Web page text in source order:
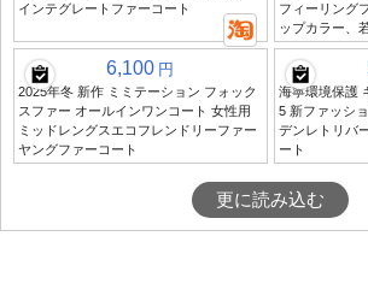
インテグレートファーコート
フィーリング
ップカラー、
6,100 円
2025年冬 新作 ミミテーション フォック
スファー オールインワンコート 女性用
ミッドレングスエコフレンドリーファー
ヤングファーコート
海寧環境保護
5 新ファッシ
デンレトリバ
ート
更に読み込む